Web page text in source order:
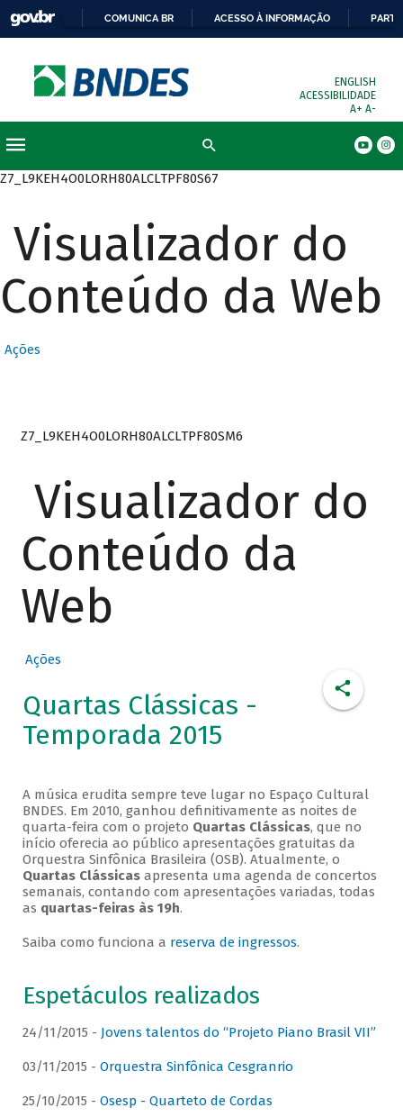
COMUNICA BR ACESSO À INFORMAÇÃO
ENGLISH
ACESSIBILIDADE
A+ A-
Z7_L9KEH4O0LORH80ALCLTPF80S67
Visualizador do
Conteúdo da Web
Ações
Z7_L9KEH4O0LORH80ALCLTPF80SM6
Visualizador do
Conteúdo da
Web
Ações
Quartas Clássicas -
Temporada 2015
A música erudita sempre teve lugar no Espaço Cultural
BNDES. Em 2010, ganhou definitivamente as noites de
quarta-feira com o projeto Quartas Clássicas, que no
início oferecia ao público apresentações gratuitas da
Orquestra Sinfônica Brasileira (OSB). Atualmente, o
Quartas Clássicasapresenta uma agenda de concertos
semanais, contando com apresentações variadas, todas
as quartas-feiras às 19h.
Saiba como funciona a reserva de ingressos.
Espetáculos realizados
24/11/2015 - Jovens talentos do “Projeto Piano Brasil VII”
03/11/2015 - Orquestra Sinfônica Cesgranrio
25/10/2015 - Osesp - Quarteto de Cordas